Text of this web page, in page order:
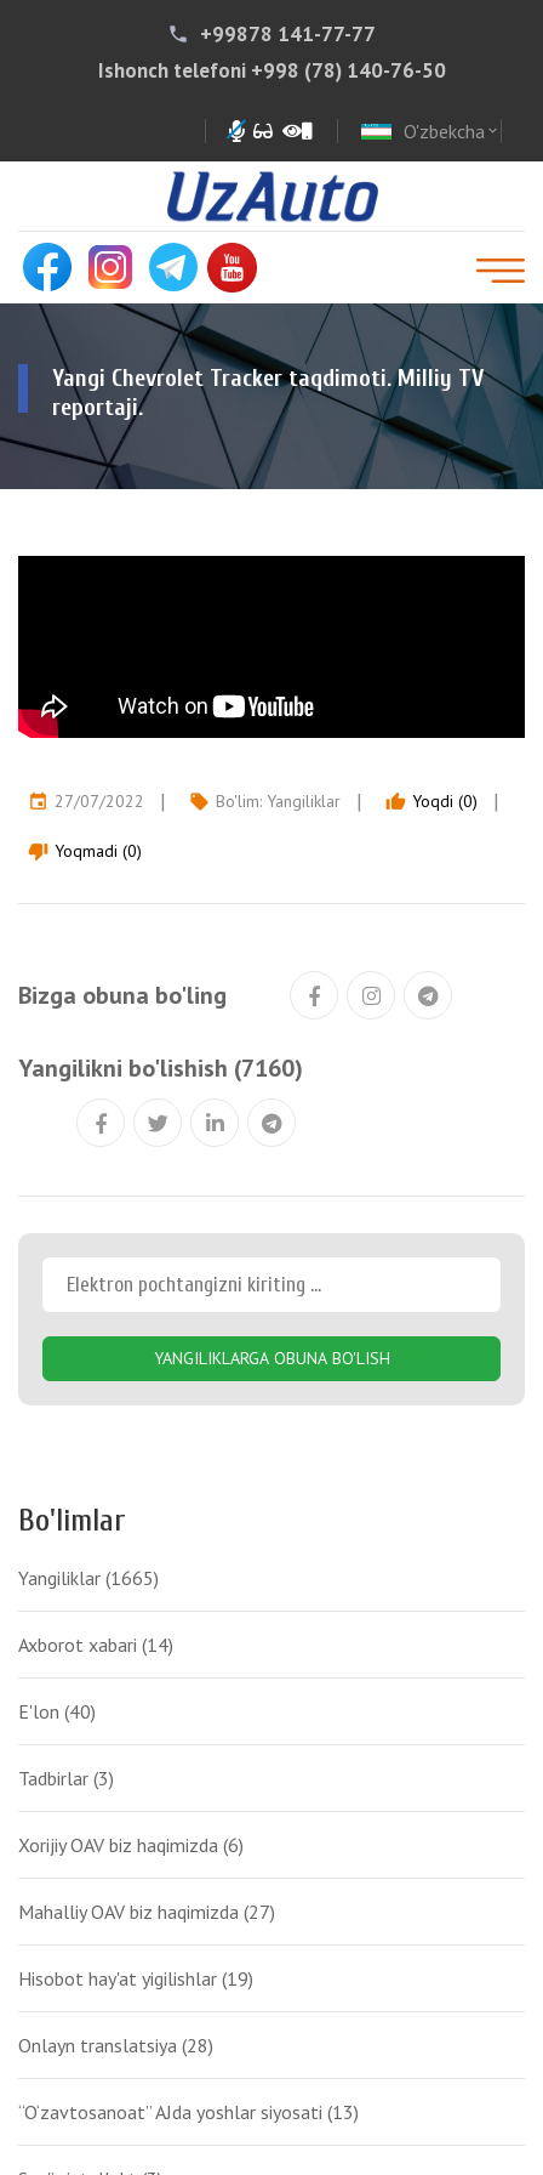
phone
+99878 141-77-77
Ishonch telefoni +998 (78) 140-76-50
O'zbekcha expand_more
Yangi Chevrolet Tracker taqdimoti. Milliy TV
reportaji.
event 27/07/2022 local_offer Bo'lim: Yangiliklar thumb_up Yoqdi (0)
thumb_down Yoqmadi (0)
Bizga obuna bo'ling
Yangilikni bo'lishish (7160)
YANGILIKLARGA OBUNA BO'LISH
Bo'limlar
Yangiliklar (1665)
Axborot xabari (14)
E'lon (40)
Tadbirlar (3)
Xorijiy OAV biz haqimizda (6)
Mahalliy OAV biz haqimizda (27)
Hisobot hay'at yigilishlar (19)
Onlayn translatsiya (28)
“O‘zavtosanoat” AJda yoshlar siyosati (13)